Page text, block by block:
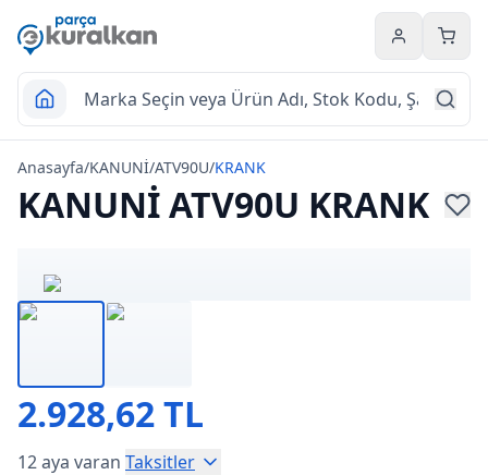
Hesabım
Anasayfa/KANUNİ/ATV90U/KRANK
KANUNİ ATV90U KRANK
2.928,62 TL
12 aya varan Taksitler